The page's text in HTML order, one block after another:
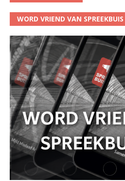
WORD VRIEND VAN SPREEKBUIS